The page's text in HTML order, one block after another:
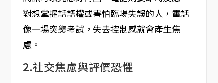
對想掌握話語權或害怕臨場失誤的人，電話
像一場突襲考試，失去控制感就會產生焦
慮。
2.社交焦慮與評價恐懼